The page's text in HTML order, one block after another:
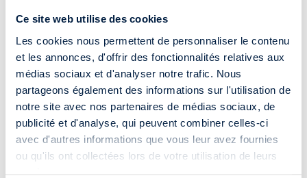
Ce site web utilise des cookies
Les cookies nous permettent de personnaliser le contenu
et les annonces, d'offrir des fonctionnalités relatives aux
médias sociaux et d'analyser notre trafic. Nous
partageons également des informations sur l'utilisation de
notre site avec nos partenaires de médias sociaux, de
publicité et d'analyse, qui peuvent combiner celles-ci
avec d'autres informations que vous leur avez fournies
ou qu'ils ont collectées lors de votre utilisation de leurs
Comment accéder à l'agence de location
utilitaire à Toulouse Fenouillet -
Aucamville ?
Notre agence Rent and Drop delocation utilitaire à Toulouse
Fenouillet se situe au 121 route de Paris, à environ 10 km du centre de
l'autoroute A62.
Bon à savoir : une seconde agence de location utilitaire à Toulouse